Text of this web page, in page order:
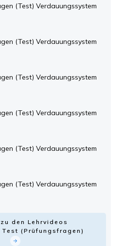
(Test) Verdauungssystem
(Test) Verdauungssystem
(Test) Verdauungssystem
(Test) Verdauungssystem
(Test) Verdauungssystem
(Test) Verdauungssystem
den Lehrvideos
(Prüfungsfragen)